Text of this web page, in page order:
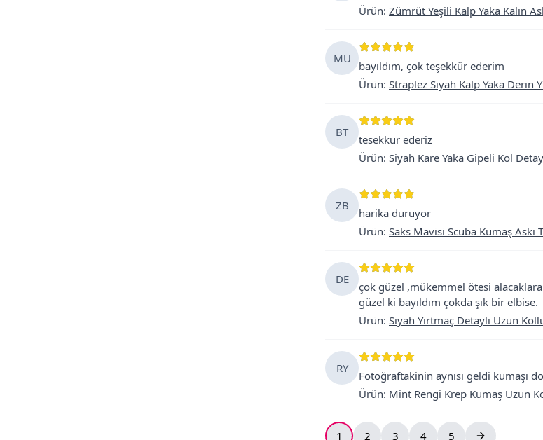
Ürün: Zümrüt Yeşili Kalp Yaka Kalın
MU
bayıldım, çok teşekkür ederim
Ürün: Straplez Siyah Kalp Yaka Derin
BT
tesekkur ederiz
Ürün: Siyah Kare Yaka Gipeli Kol
ZB
harika duruyor
Ürün: Saks Mavisi Scuba Kumaş Askı
DE
çok güzel ,mükemmel ötesi
güzel ki bayıldım çokda şık bir elbise.
Ürün: Siyah Yırtmaç Detaylı Uzun
RY
Fotoğraftakinin aynısı geldi kumaşı
Ürün: Mint Rengi Krep Kumaş Uzun
1 2 3 4 5